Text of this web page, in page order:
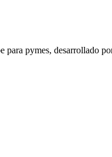
pymes, desarrollado